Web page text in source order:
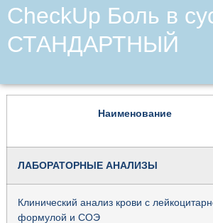
CheckUp Боль в
СТАНДАРТНЫЙ
Наименование
ЛАБОРАТОРНЫЕ АНАЛИЗЫ
Клинический анализ крови с
формулой и СОЭ